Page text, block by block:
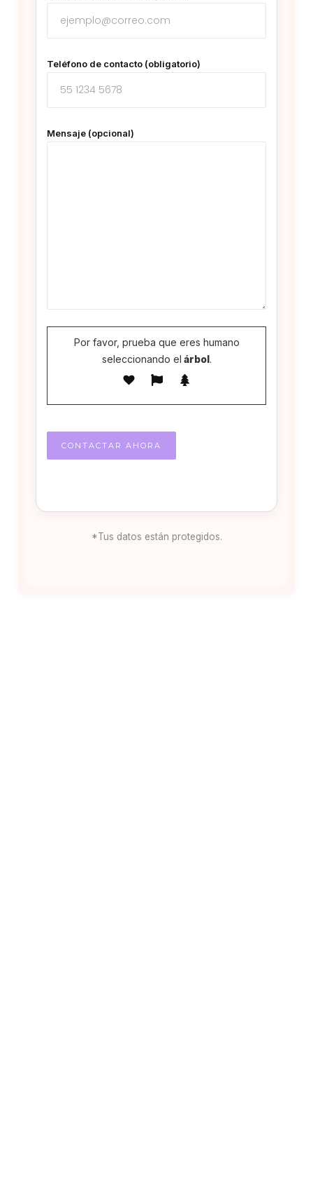
Teléfono de contacto (obligatorio)
Mensaje (opcional)
Por favor, prueba que eres humano
seleccionando el árbol.
*Tus datos están protegidos.